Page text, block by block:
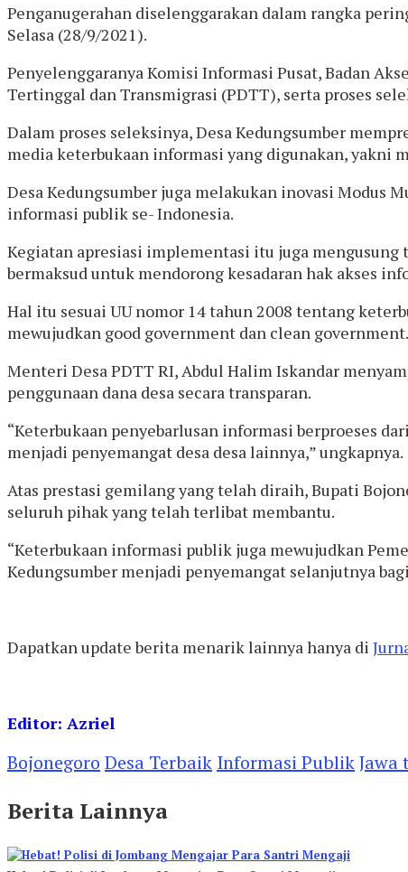
Penganugerahan diselenggarakan dalam rangka
Selasa (28/9/2021).
Penyelenggaranya Komisi Informasi Pusat, Badan
Tertinggal dan Transmigrasi (PDTT), serta proses
Dalam proses seleksinya, Desa Kedungsumber
media keterbukaan informasi yang digunakan, yakni
Desa Kedungsumber juga melakukan inovasi Modus
informasi publik se- Indonesia.
Kegiatan apresiasi implementasi itu juga
bermaksud untuk mendorong kesadaran hak akses
Hal itu sesuai UU nomor 14 tahun 2008 tentang
mewujudkan good government dan clean government.
Menteri Desa PDTT RI, Abdul Halim Iskandar
penggunaan dana desa secara transparan.
“Keterbukaan penyebarlusan informasi berproeses
menjadi penyemangat desa desa lainnya,” ungkapnya.
Atas prestasi gemilang yang telah diraih, Bupati
seluruh pihak yang telah terlibat membantu.
“Keterbukaan informasi publik juga mewujudkan
Kedungsumber menjadi penyemangat selanjutnya
Dapatkan update berita menarik lainnya hanya di
Editor: Azriel
Bojonegoro Desa Terbaik Informasi PublikJawa
Berita Lainnya